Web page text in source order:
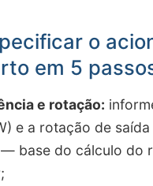
o
em 5
e rotação:
e a rotação de saída
base do cálculo do